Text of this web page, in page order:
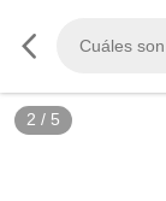
3 / 5